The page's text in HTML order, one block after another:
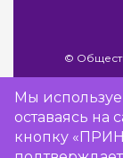
©
Мы
оставаясь на
кнопку